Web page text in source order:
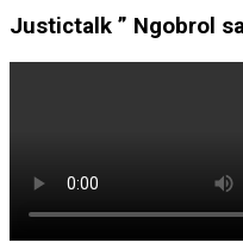
Justictalk ” Ngobrol